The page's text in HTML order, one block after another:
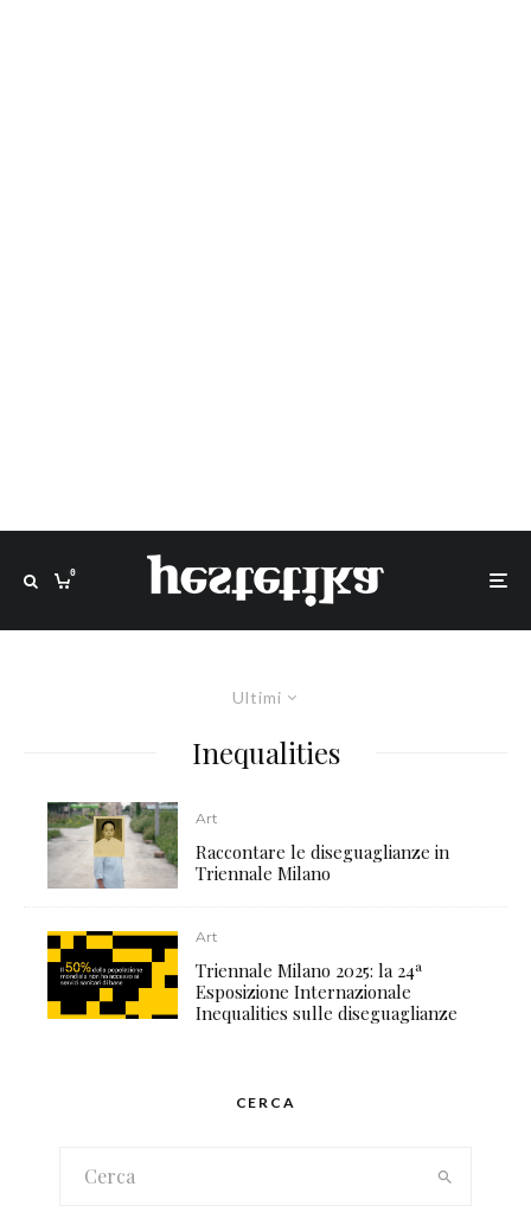
0
Ultimi
Inequalities
Art
Raccontare le diseguaglianze in
Triennale Milano
Art
Triennale Milano 2025: la 24ª
Esposizione Internazionale
Inequalities sulle diseguaglianze
CERCA